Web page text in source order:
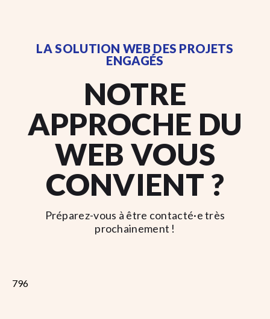
LA SOLUTION WEB DES PROJETS
ENGAGÉS
NOTRE
APPROCHE DU
WEB VOUS
CONVIENT ?
Préparez-vous à être contacté·e très
prochainement !
796